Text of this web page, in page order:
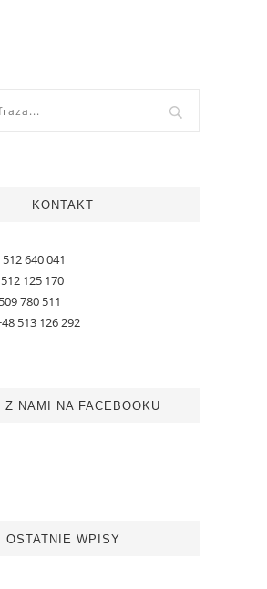
KONTAKT
640 041
125 170
780 511
513 126 292
Z NAMI NA FACEBOOKU
OSTATNIE WPISY